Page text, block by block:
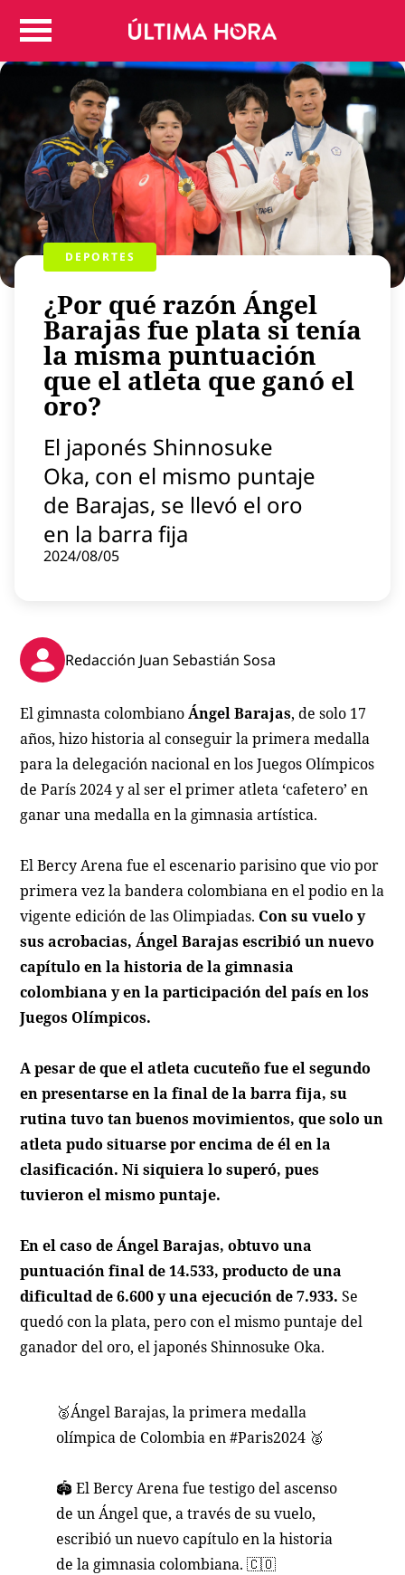
Colombia
Judicial
Politica
Regiones
Deportes
Positivas
Entretenimiento
Vida
Mundo
Virales
Tecnología
Economía
Estilo de vida
Contenido patrocinado
Instagram
DEPORTES
¿Por qué razón Ángel
Barajas fue plata si tenía
la misma puntuación
que el atleta que ganó el
oro?
El japonés Shinnosuke
Oka, con el mismo puntaje
de Barajas, se llevó el oro
en la barra fija
2024/08/05
Redacción Juan Sebastián Sosa
El gimnasta colombianoÁngel Barajas, de solo 17
años, hizo historia al conseguir la primera medalla
para la delegación nacional en los Juegos Olímpicos
de París 2024 y al ser el primer atleta ‘cafetero’ en
ganar una medalla en la gimnasia artística.
El Bercy Arena fue el escenario parisino que vio por
primera vez la bandera colombiana en el podio en la
vigente edición de las Olimpiadas. Con su vuelo y
sus acrobacias, Ángel Barajas escribió un nuevo
capítulo en la historia de la gimnasia
colombiana y en la participación del país en los
Juegos Olímpicos.
A pesar de que el atleta cucuteño fue el segundo
en presentarse en la final de la barra fija, su
rutina tuvo tan buenos movimientos, que solo un
atleta pudo situarse por encima de él en la
clasificación. Ni siquiera lo superó, pues
tuvieron el mismo puntaje.
En el caso de Ángel Barajas, obtuvo una
puntuación final de 14.533, producto de una
dificultad de 6.600 y una ejecución de 7.933.Se
quedó con la plata, pero con el mismo puntaje del
ganador del oro, el japonés Shinnosuke Oka.
🥈Ángel Barajas, la primera medalla
olímpica de Colombia en#Paris2024 🥈
🏟️ El Bercy Arena fue testigo del ascenso
de un Ángel que, a través de su vuelo,
escribió un nuevo capítulo en la historia
de la gimnasia colombiana. 🇨🇴